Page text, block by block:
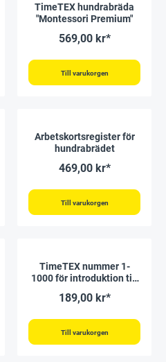
TimeTEX hundrabräda
"Montessori Premium"
569,00 kr*
Till varukorgen
Arbetskortsregister för
hundrabrädet
469,00 kr*
Till varukorgen
TimeTEX nummer 1-
1000 för introduktion till
"Montessori Premium"-
189,00 kr*
Till varukorgen